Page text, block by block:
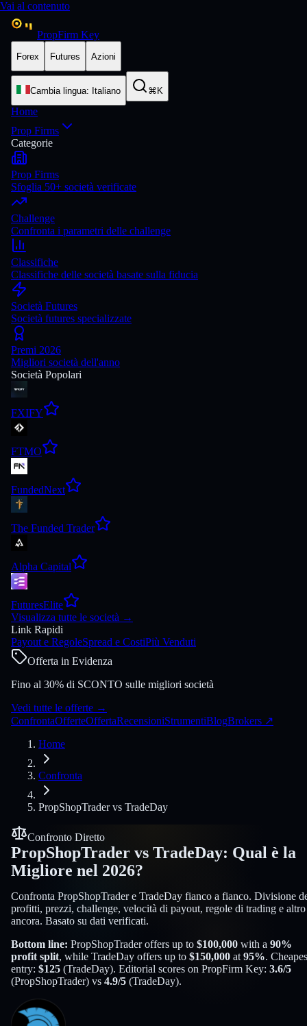
Vai al contenuto
PropFirm Key
Forex Futures Azioni
Cambia lingua: Italiano ⌘K
Home
Prop Firms
Categorie
Prop Firms
Sfoglia 50+ società verificate
Challenge
Confronta i parametri delle challenge
Classifiche
Classifiche delle società basate sulla fiducia
Società Futures
Società futures specializzate
Premi 2026
Migliori società dell'anno
Società Popolari
FXIFY
FTMO
FundedNext
The Funded Trader
Alpha Capital
FuturesElite
Visualizza tutte le società →
Link Rapidi
Payout e RegoleSpread e CostiPiù Venduti
Offerta in Evidenza
Fino al 30% di SCONTO sulle migliori società
Vedi tutte le offerte →
ConfrontaOfferteOffertaRecensioniStrumentiBlogBrokers ↗
Home
Confronta
PropShopTradervs TradeDay
Confronto Diretto
PropShopTrader vs TradeDay: Qual è la
Migliore nel 2026?
Confronta PropShopTrader e TradeDay fianco a fianco. Divisione
profitti, prezzi, challenge, velocità di payout, regole di trading e altro
ancora. Basato su dati verificati.
Bottom line: PropShopTraderoffers up to $100,000 with a 90%
profit split, while TradeDay offers up to $150,000 at 95%.
entry: $125 (TradeDay). Editorial scores on PropFirm Key: 3.6/5
(PropShopTrader) vs 4.9/5 (TradeDay).